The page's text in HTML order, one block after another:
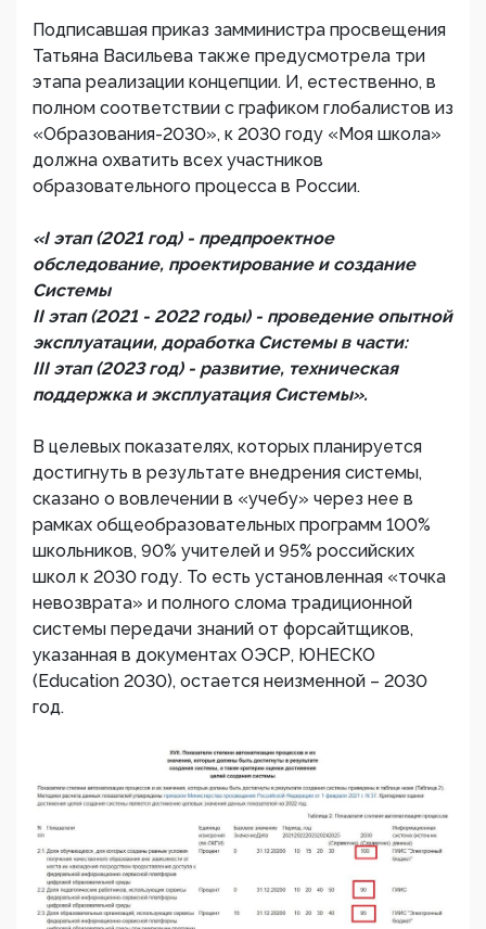
Подписавшая приказ замминистра просвещения
Татьяна Васильева также предусмотрела три
этапа реализации концепции. И, естественно, в
полном соответствии с графиком глобалистов из
«Образования-2030», к 2030 году «Моя школа»
должна охватить всех участников
образовательного процесса в России.
«I этап (2021 год) - предпроектное
обследование, проектирование и создание
Системы
II этап (2021 - 2022 годы) - проведение опытной
эксплуатации, доработка Системы в части:
III этап (2023 год) - развитие, техническая
поддержка и эксплуатация Системы».
В целевых показателях, которых планируется
достигнуть в результате внедрения системы,
сказано о вовлечении в «учебу» через нее в
рамках общеобразовательных программ 100%
школьников, 90% учителей и 95% российских
школ к 2030 году. То есть установленная «точка
невозврата» и полного слома традиционной
системы передачи знаний от форсайтщиков,
указанная в документах ОЭСР, ЮНЕСКО
(Education 2030), остается неизменной – 2030
год.